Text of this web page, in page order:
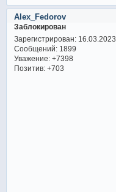
Alex_Fedorov
Заблокирован
Зарегистрирован: 16.03.2023
Сообщений:1899
Уважение: +7398
Позитив: +703